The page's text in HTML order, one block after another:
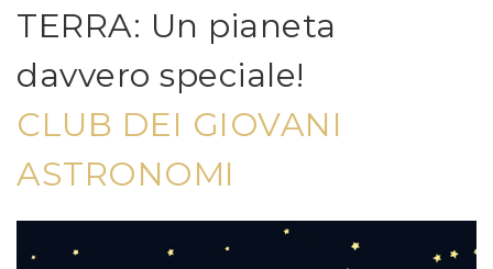
TERRA: Un pianeta
davvero speciale!
CLUB DEI GIOVANI
ASTRONOMI